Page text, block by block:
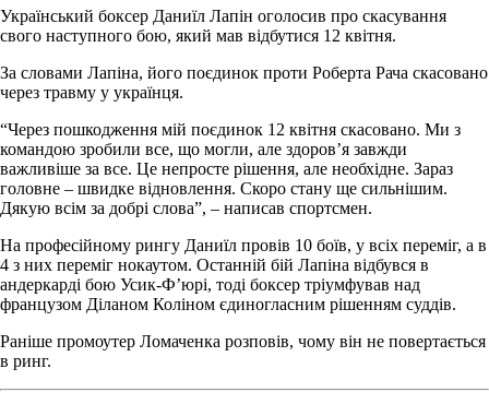
Український боксер Даниїл Лапін оголосив про скасування
свого наступного бою, який мав відбутися 12 квітня.
За словами Лапіна, його поєдинок проти Роберта Рача скасовано
через травму у українця.
“Через пошкодження мій поєдинок 12 квітня скасовано. Ми з
командою зробили все, що могли, але здоров’я завжди
важливіше за все. Це непросте рішення, але необхідне. Зараз
головне – швидке відновлення. Скоро стану ще сильнішим.
Дякую всім за добрі слова”, – написав спортсмен.
На професійному рингу Даниїл провів 10 боїв, у всіх переміг, а в
4 з них переміг нокаутом. Останній бій Лапіна відбувся в
андеркарді бою Усик-Ф’юрі, тоді боксер тріумфував над
французом Діланом Коліном єдиногласним рішенням суддів.
Раніше промоутер Ломаченка розповів, чому він не повертається
в ринг.